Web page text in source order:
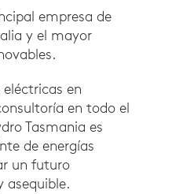
empresa de
y el mayor
en
en todo el
Tasmania es
de energías
un futuro
asequible.